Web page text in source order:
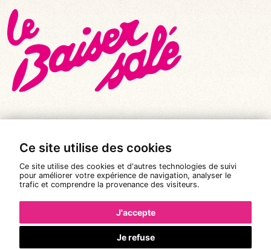
Ce site utilise des cookies
Ce site utilise des cookies et d'autres technologies de suivi
pour améliorer votre expérience de navigation, analyser le
trafic et comprendre la provenance des visiteurs.
J'accepte
Je refuse
© Tous droits réservés 2026 |
Le Baiser Salé
Mentions légales
Politique de confidentialité
Conditions Générales de Vente
Réalisation :Pixéine